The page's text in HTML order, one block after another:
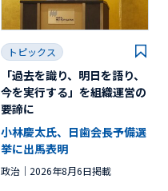
トピックス
「過去を識り、明日を語り、
今を実行する」を組織運営の
要諦に
小林慶太氏、日歯会長予備選
挙に出馬表明
政治 2026年8月6日掲載